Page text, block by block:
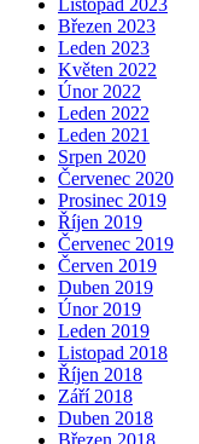
Listopad 2023
Březen 2023
Leden 2023
Květen 2022
Únor 2022
Leden 2022
Leden 2021
Srpen 2020
Červenec 2020
Prosinec 2019
Říjen 2019
Červenec 2019
Červen 2019
Duben 2019
Únor 2019
Leden 2019
Listopad 2018
Říjen 2018
Září 2018
Duben 2018
Březen 2018